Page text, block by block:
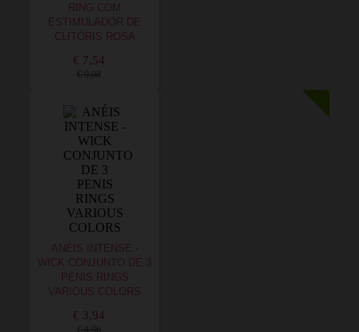
RING COM
ESTIMULADOR DE
CLITÓRIS ROSA
€ 7,54
€ 9,08
ANÉIS INTENSE -
WICK CONJUNTO DE 3
PENIS RINGS
VARIOUS COLORS
€ 3,94
€ 4,96